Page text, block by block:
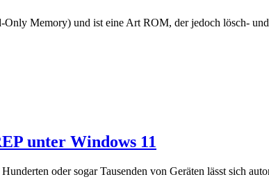
Only Memory) und ist eine Art ROM, der jedoch lösch-
unter Windows 11
oder sogar Tausenden von Geräten lässt sich